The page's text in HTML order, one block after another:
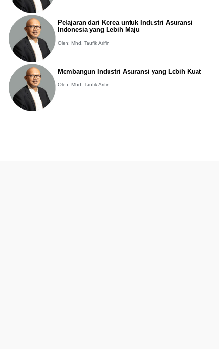
Pelajaran dari Korea untuk Industri Asuransi
Indonesia yang Lebih Maju
Oleh: Mhd. Taufik Arifin
Membangun Industri Asuransi yang Lebih Kuat
Oleh: Mhd. Taufik Arifin